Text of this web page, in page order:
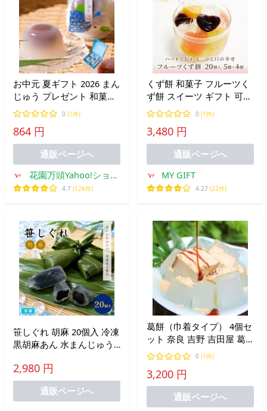
お中元 夏ギフト 2026 まん
じゅう プレゼント 和菓子
ギフト 代表銘菓 花園万頭
葛まんじゅう4個入
0 (1件)
864 円
通販ページへ
花園万頭Yahoo!ショッ
ピング店
4.7 (126件)
くず餅 和菓子 フルーツく
ず餅 スイーツ ギフト 可愛
い おしゃれ お祝い 誕生日
プレゼント 5種のフルーツ
くず餅 20個入 送料無料
【爆買】
0 (1件)
3,480 円
通販ページへ
MY GIFT
4.27 (22件)
笹しぐれ 胡麻 20個入 冷凍
黒胡麻あん 水まんじゅう
子 和菓子 業務用
2,980 円
通販ページへ
葛餅（巾着タイプ） 4個セ
ット 奈良 吉野 吉田屋 葛
餅 くず餅 本葛 吉野葛 黒
糖蜜 黄粉 きな粉 和菓子
和スイーツ 冷菓
0 (1件)
3,200 円
通販ページへ